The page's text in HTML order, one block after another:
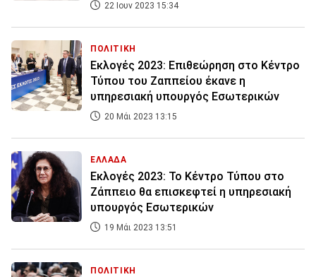
22 Ιουν 2023 15:34
ΠΟΛΙΤΙΚΗ
Εκλογές 2023: Επιθεώρηση στο Κέντρο
Τύπου του Ζαππείου έκανε η
υπηρεσιακή υπουργός Εσωτερικών
20 Μάι 2023 13:15
ΕΛΛΑΔΑ
Εκλογές 2023: Το Κέντρο Τύπου στο
Ζάππειο θα επισκεφτεί η υπηρεσιακή
υπουργός Εσωτερικών
19 Μάι 2023 13:51
ΠΟΛΙΤΙΚΗ